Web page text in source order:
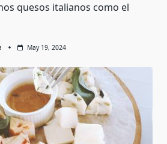
quesos italianos como el
May 19, 2024